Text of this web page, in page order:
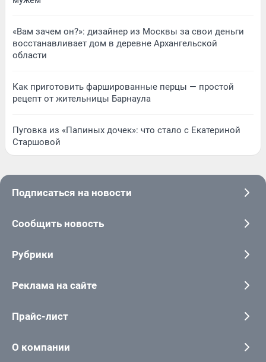
«Вам зачем он?»: дизайнер из Москвы за свои деньги
восстанавливает дом в деревне Архангельской
области
Как приготовить фаршированные перцы — простой
рецепт от жительницы Барнаула
Пуговка из «Папиных дочек»: что стало с Екатериной
Старшовой
Подписаться на новости
Сообщить новость
Рубрики
Реклама на сайте
Прайс-лист
О компании